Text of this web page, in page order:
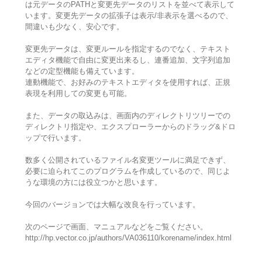
は元データのPATHと変更先データのリストを並べて表示して
います。変更先データの拡張子は表示/非表示を選べるので、
間違いも少なく、安心です。
変更先データは、変更ルールを指定するのでなく、テキスト
エディタ機能で自由に変更出来るし、連番追加、文字列追加
などの定型機能も備えています。
連動機能で、お好みのテキストエディタを使用すれば、正規
表現を利用しての変更も可能。
また、データの取込みは、画面内のディレクトリツリーでの
ディレクトリ指定や、エクスプローラーからのドラッグ&ドロ
ップで行います。
数多く公開されているファイル名変更ツールに満足できず、
必要に迫られてこのプログラムを作成しているので、同じよ
うな環境の方には役立つかと思います。
今回のバージョンでは大幅な改良を行っています。
次のページで画面、マニュアルなどをご覧ください。
http://hp.vector.co.jp/authors/VA036110/korename/index.html